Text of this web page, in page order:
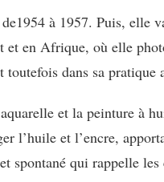
à 1957. Puis, elle
et en Afrique, où elle
toutefois dans sa pratique
et la peinture à
l’huile et l’encre,
spontané qui rappelle